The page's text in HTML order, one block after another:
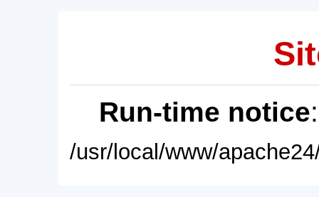
Run-time notice
/usr/local/www/